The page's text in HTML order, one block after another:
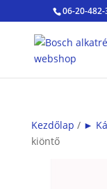
06-20-
Kezdőlap / ►
kiöntő